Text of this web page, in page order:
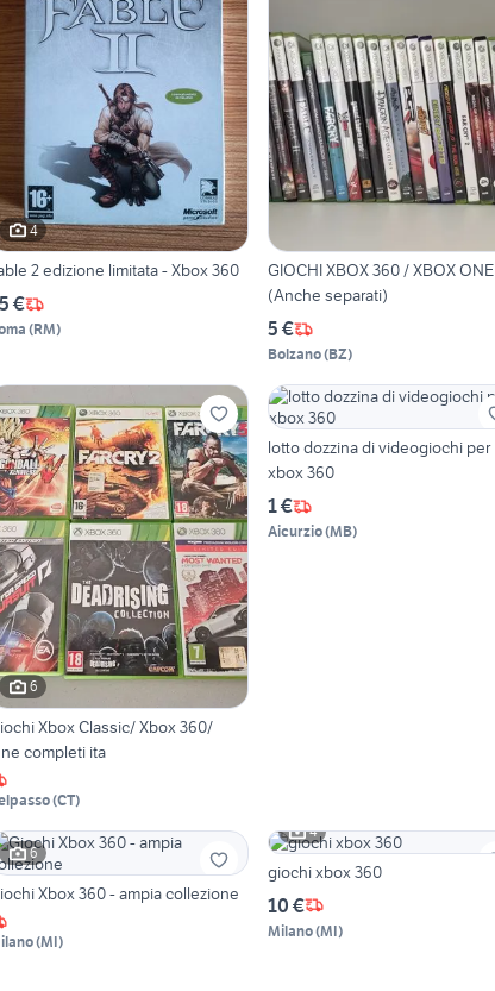
4
2 edizione limitata - Xbox 360
€
(RM)
GIOCHI XBOX 360 / XBOX ONE
(Anche separati)
5 €
Bolzano(BZ)
6
Xbox Classic/ Xbox 360/
completi ita
(CT)
lotto dozzina di videogiochi per
xbox 360
1 €
Aicurzio(MB)
6
Xbox 360 - ampia collezione
(MI)
4
giochi xbox 360
10 €
Milano(MI)